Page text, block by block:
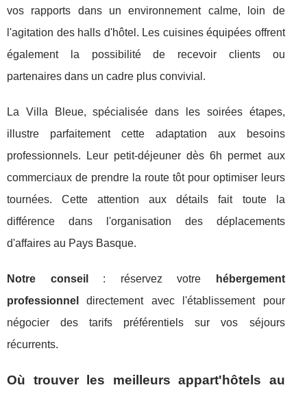
vos rapports dans un environnement calme, loin de
l'agitation des halls d'hôtel. Les cuisines équipées offrent
également la possibilité de recevoir clients ou
partenaires dans un cadre plus convivial.
La Villa Bleue, spécialisée dans les soirées étapes,
illustre parfaitement cette adaptation aux besoins
professionnels. Leur petit-déjeuner dès 6h permet aux
commerciaux de prendre la route tôt pour optimiser leurs
tournées. Cette attention aux détails fait toute la
différence dans l'organisation des déplacements
d'affaires au Pays Basque.
Notre conseil : réservez votre
hébergement
professionnel
directement avec l'établissement pour
négocier des tarifs préférentiels sur vos séjours
récurrents.
Où trouver les meilleurs appart'hôtels au